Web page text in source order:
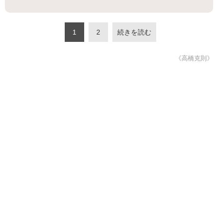
1 2 続きを読む
《高橋克則》